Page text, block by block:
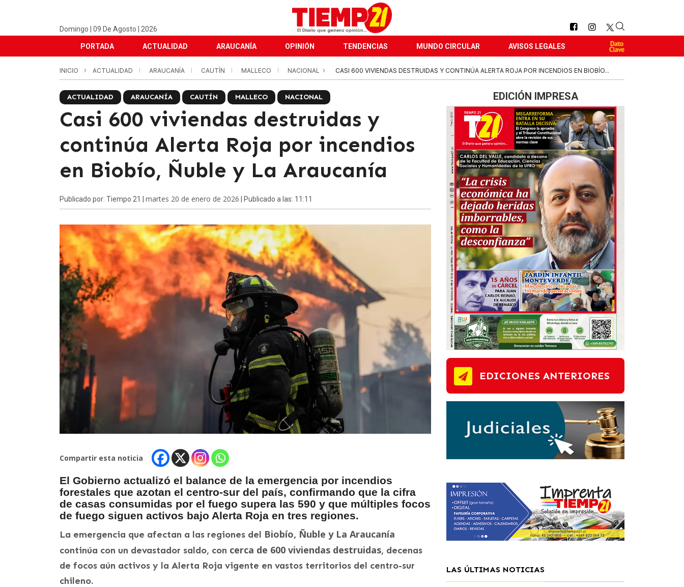
Domingo | 09 De Agosto | 2026
PORTADA ACTUALIDAD ARAUCANÍA OPINIÓN TENDENCIAS MUNDO CIRCULAR AVISOS LEGALES
INICIO ACTUALIDAD ARAUCANÍA CAUTÍN MALLECO NACIONAL CASI 600 VIVIENDAS DESTRUIDAS Y CONTINÚA ALERTA ROJA POR INCENDIOS EN BIOBÍO...
ACTUALIDAD ARAUCANÍA CAUTÍN MALLECO NACIONAL
Casi 600 viviendas destruidas y
continúa Alerta Roja por incendios
en Biobío, Ñuble y La Araucanía
Publicado por: Tiempo 21 | martes 20 de enero de 2026 | Publicado a las: 11:11
Compartir esta noticia
El Gobierno actualizó el balance de la emergencia por incendios
forestales que azotan el centro-sur del país, confirmando que la cifra
de casas consumidas por el fuego supera las 590 y que múltiples focos
de fuego siguen activos bajo Alerta Roja en tres regiones.
La emergencia que afectan a las regiones del Biobío, Ñuble y La Araucanía
continúa con un devastador saldo, con cerca de 600 viviendas destruidas, decenas
de focos aún activos y la Alerta Roja vigente en vastos territorios del centro-sur
chileno.
EDICIÓN IMPRESA
EDICIONES ANTERIORES
LAS ÚLTIMAS NOTICIAS